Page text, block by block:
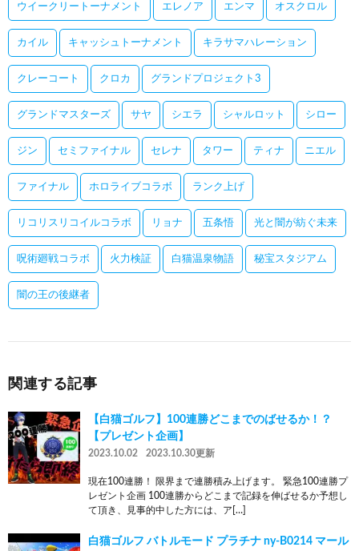
ウイークリートーナメント エレノア エンマ オスクロル
カイル キャッシュトーナメント キラサマハレーション
クレーコート クロカ グランドプロジェクト3
グランドマスターズ サヤ シエラ シャルロット シロー
ジン セミファイナル セレナ タワー ティナ ニエル
ファイナル ホロライブコラボ ランク上げ
リコリスリコイルコラボ リョナ 五条悟 光と闇が紡ぐ未来
呪術廻戦コラボ 火力検証 白猫温泉物語 秘宝スタジアム
闇の王の後継者
関連する記事
【白猫ゴルフ】100連勝どこまでのばせるか！？
【プレゼント企画】
2023.10.02 2023.10.30更新
現在100連勝！ 限界まで連勝積み上げます。 緊急100連勝プ
レゼント企画 100連勝からどこまで記録を伸ばせるか予想し
て頂き、見事的中した方には、ア[…]
白猫ゴルフ バトルモード プラチナ ny-B0214 マール